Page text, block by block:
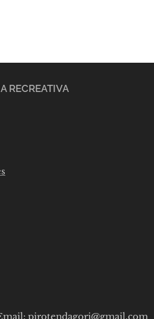
RECREATIVA
pirotendagori@gmail.com